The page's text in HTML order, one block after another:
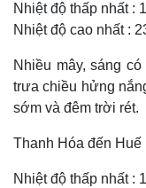
Nhiệt độ thấp nhất :
Nhiệt độ cao nhất :
Nhiều mây, sáng
trưa chiều hửng
sớm và đêm trời rét.
Thanh Hóa đến Huế
Nhiệt độ thấp nhất :